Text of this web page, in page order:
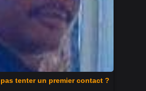
tenter un premier contact ?